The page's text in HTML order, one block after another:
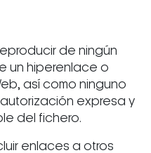
de ningún
un hiperenlace o
así como ninguno
expresa y
del fichero.
enlaces a otros